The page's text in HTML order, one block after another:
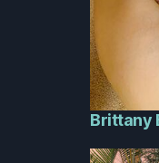
Brittany